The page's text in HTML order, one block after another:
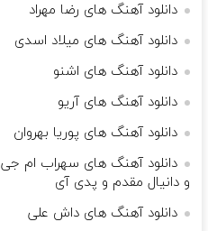
دانلود آهنگ های رضا مهراد
دانلود آهنگ های میلاد اسدی
دانلود آهنگ های اشنو
دانلود آهنگ های آریو
دانلود آهنگ های پوریا بهروان
دانلود آهنگ های سهراب ام جی
و دانیال مقدم و پدی آی
دانلود آهنگ های داش علی